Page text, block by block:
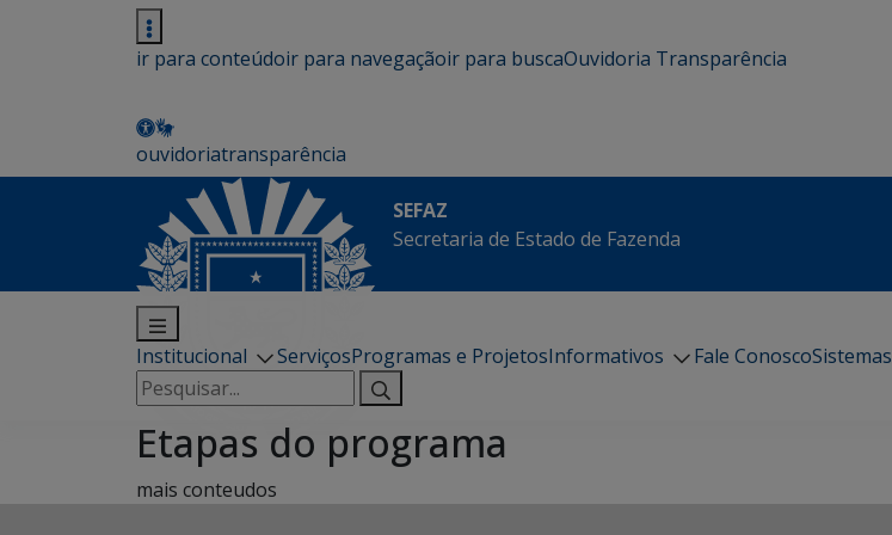
ir para conteúdoir para navegaçãoir para buscaOuvidoria Transparência
ouvidoriatransparência
SEFAZ
Secretaria de Estado de Fazenda
Institucional ServiçosProgramas e ProjetosInformativos Fale ConoscoSistemas
Pesquisar
por:
Etapas do programa
mais conteudos